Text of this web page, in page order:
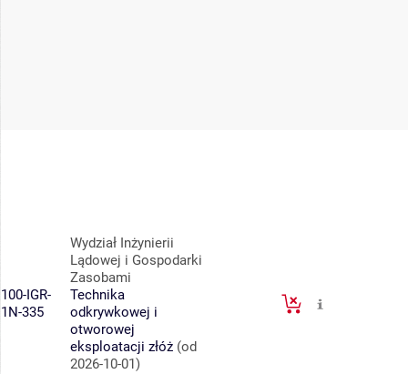
100-IGR-
1N-335
Wydział Inżynierii
Lądowej i Gospodarki
Zasobami
Technika
odkrywkowej i
otworowej
eksploatacji złóż (od
2026-10-01)